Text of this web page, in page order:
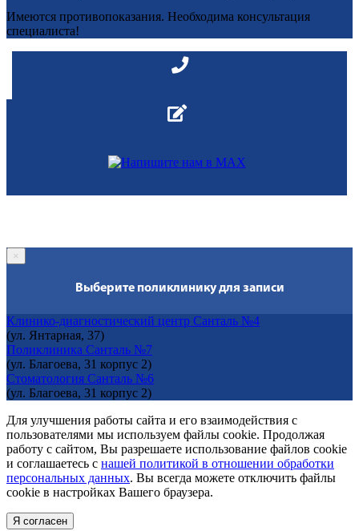
Имеются противопоказания. Необходима консультация
специалиста!
×
Выберите поликлинику для записи
Клинико-диагностический центр Санталь №4
(ул. Янтарная, 37)
Поликлиника Санталь №7
(ул. Благоева, 31 корпус 2)
Стоматология Санталь №6
(ул. Благоева, 31 корпус 2)
Для улучшения работы сайта и его взаимодействия с
пользователями мы используем файлы cookie. Продолжая
работу с сайтом, Вы разрешаете использование файлов cookie
и соглашаетесь с нашей политикой в отношении обработки
персональных данных. Вы всегда можете отключить файлы
cookie в настройках Вашего браузера.
Я согласен